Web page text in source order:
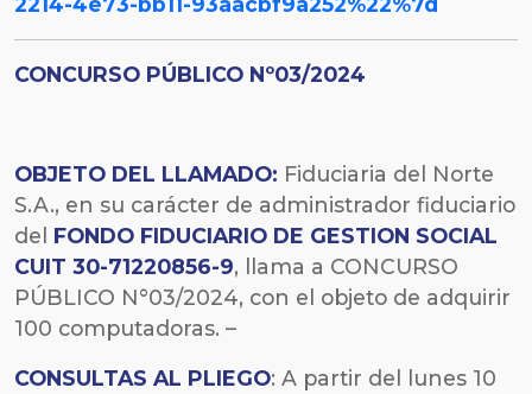
CONCURSO PÚBLICO Nº03/2024
OBJETO DEL LLAMADO: Fiduciaria del Norte
S.A., en su carácter de administrador fiduciario
del FONDO FIDUCIARIO DE GESTION SOCIAL
CUIT 30-71220856-9, llama a CONCURSO
PÚBLICO N°03/2024, con el objeto de adquirir
100 computadoras. –
CONSULTAS AL PLIEGO: A partir del lunes 10